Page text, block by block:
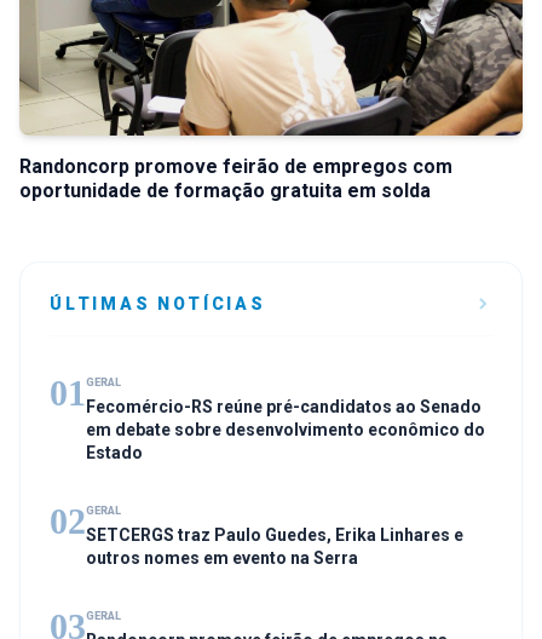
Randoncorp promove feirão de empregos com
oportunidade de formação gratuita em solda
ÚLTIMAS NOTÍCIAS
01 GERAL
Fecomércio-RS reúne pré-candidatos ao Senado
em debate sobre desenvolvimento econômico do
Estado
02GERAL
SETCERGS traz Paulo Guedes, Erika Linhares e
outros nomes em evento na Serra
03GERAL